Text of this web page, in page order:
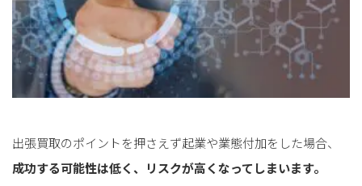
出張買取のポイントを押さえず起業や業態付加をした場合、
成功する可能性は低く、リスクが高くなってしまいます。